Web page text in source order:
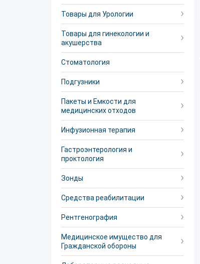
Товары для Урологии
Товары для гинекологии и
акушерства
Стоматология
Подгузники
Пакеты и Емкости для
медицинских отходов
Инфузионная терапия
Гастроэнтерология и
проктология
Зонды
Средства реабилитации
Рентгенография
Медицинское имущество для
Гражданской обороны